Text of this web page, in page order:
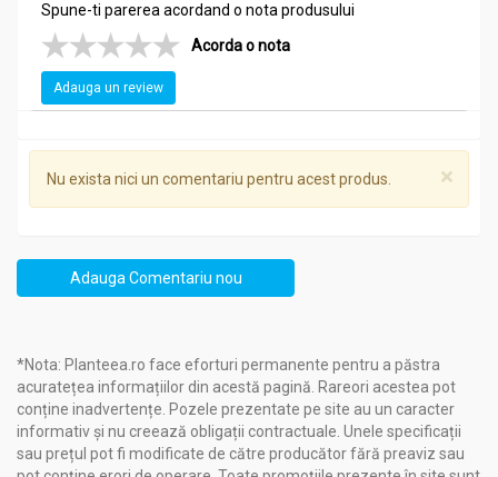
Spune-ti parerea acordand o nota produsului
Acorda o nota
Adauga un review
×
Nu exista nici un comentariu pentru acest produs.
Adauga Comentariu nou
*Nota: Planteea.ro face eforturi permanente pentru a păstra
acuratețea informațiilor din acestă pagină. Rareori acestea pot
conține inadvertențe. Pozele prezentate pe site au un caracter
informativ și nu creează obligații contractuale. Unele specificații
sau prețul pot fi modificate de către producător fără preaviz sau